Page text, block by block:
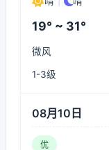
19° ~ 31°
微风
1-3级
08月10日
优